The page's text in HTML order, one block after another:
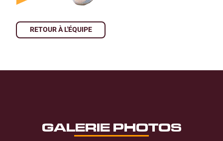
RETOUR À L'ÉQUIPE
GALERIE PHOTOS